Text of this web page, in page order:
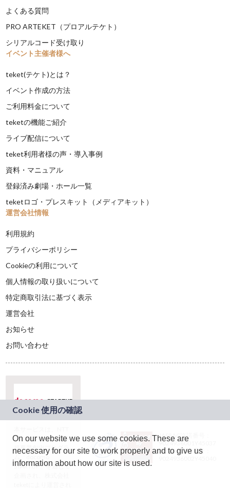
よくある質問
PRO ARTEKET（プロアルテケト）
シリアルコード受け取り
イベント主催者様へ
teket(テケト)とは？
イベント作成の方法
ご利用料金について
teketの機能ご紹介
ライブ配信について
teket利用者様の声・導入事例
資料・マニュアル
登録済み劇場・ホール一覧
teketロゴ・プレスキット（メディアキット）
運営会社情報
利用規約
プライバシーポリシー
Cookieの利用について
個人情報の取り扱いについて
特定商取引法に基づく表示
運営会社
お知らせ
お問い合わせ
ドコモグループの新
規事業創出プログラ
ム「docomo
STARTUP」を通じて
JASRAC許諾番号：
9024936001Y45037
JASRAC許諾番号：
On our website we use some cookies. These are
necessary for our site to work properly and to give us
information about how our site is used.